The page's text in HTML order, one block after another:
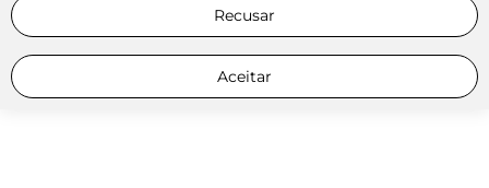
Recusar
Aceitar